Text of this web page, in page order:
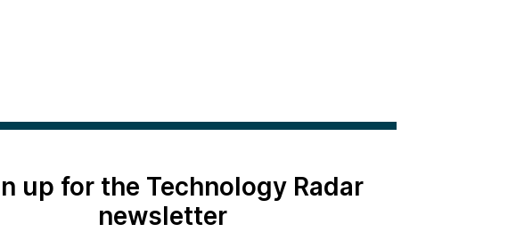
up for the Technology Radar
newsletter